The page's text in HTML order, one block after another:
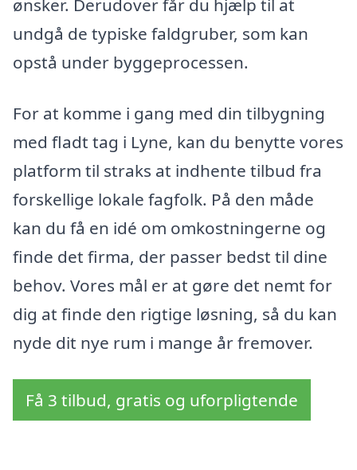
ønsker. Derudover får du hjælp til at
undgå de typiske faldgruber, som kan
opstå under byggeprocessen.
For at komme i gang med din tilbygning
med fladt tag i Lyne, kan du benytte vores
platform til straks at indhente tilbud fra
forskellige lokale fagfolk. På den måde
kan du få en idé om omkostningerne og
finde det firma, der passer bedst til dine
behov. Vores mål er at gøre det nemt for
dig at finde den rigtige løsning, så du kan
nyde dit nye rum i mange år fremover.
Få 3 tilbud, gratis og uforpligtende